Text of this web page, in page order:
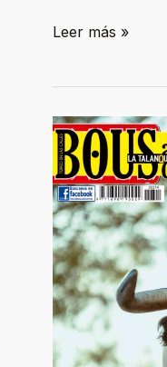
Leer más »
¡IMPORTANTE!
TE
REGALAMOS
LA
REVISTA
BOUS
AL
CARRER
DE